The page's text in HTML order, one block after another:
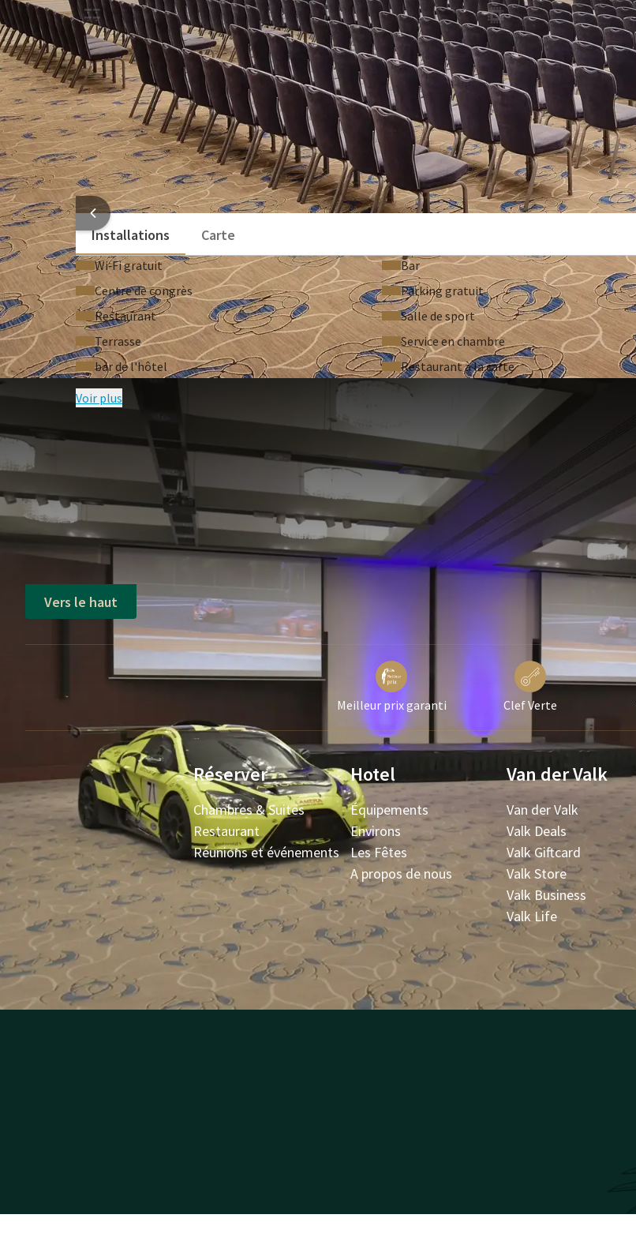
Exam
-
Cabaret
192
Carré
-
ÉQUIPEMENTS DE LA SALLE
Dans la salle
Occultation de la salle
Murs insonorisés
Climatisation
Vidéoprojecteur
Paperboard
Écran de projection
Micro
Système sonore
Cloisons mobiles
Pointeur laser
INFORMATIONS SUR L'HÔTEL
Installations
Carte
Wi‑Fi gratuit
Bar
Centre de congrès
Parking gratuit
Restaurant
Salle de sport
Terrasse
Service en chambre
bar de l'hôtel
Restaurant à la carte
Voir plus
Vers le haut
Meilleur prix garanti Clef Verte
Réserver
Chambres & Suites
Restaurant
Réunions et événements
Hotel
Équipements
Environs
Les Fêtes
A propos de nous
Van der Valk
Van der Valk
Valk Deals
Valk Giftcard
Valk Store
Valk Business
Valk Life